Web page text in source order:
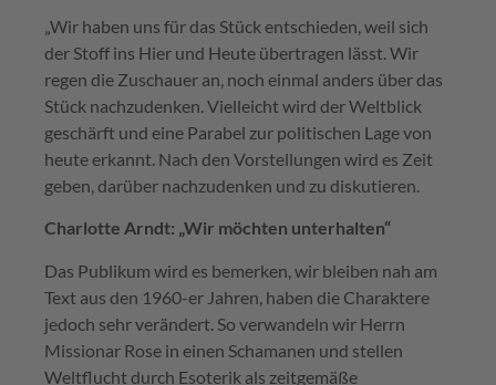
„Wir haben uns für das Stück entschieden, weil sich
der Stoff ins Hier und Heute übertragen lässt. Wir
regen die Zuschauer an, noch einmal anders über das
Stück nachzudenken. Vielleicht wird der Weltblick
geschärft und eine Parabel zur politischen Lage von
heute erkannt. Nach den Vorstellungen wird es Zeit
geben, darüber nachzudenken und zu diskutieren.
Charlotte Arndt: „Wir möchten unterhalten“
Das Publikum wird es bemerken, wir bleiben nah am
Text aus den 1960-er Jahren, haben die Charaktere
jedoch sehr verändert. So verwandeln wir Herrn
Missionar Rose in einen Schamanen und stellen
Weltflucht durch Esoterik als zeitgemäße